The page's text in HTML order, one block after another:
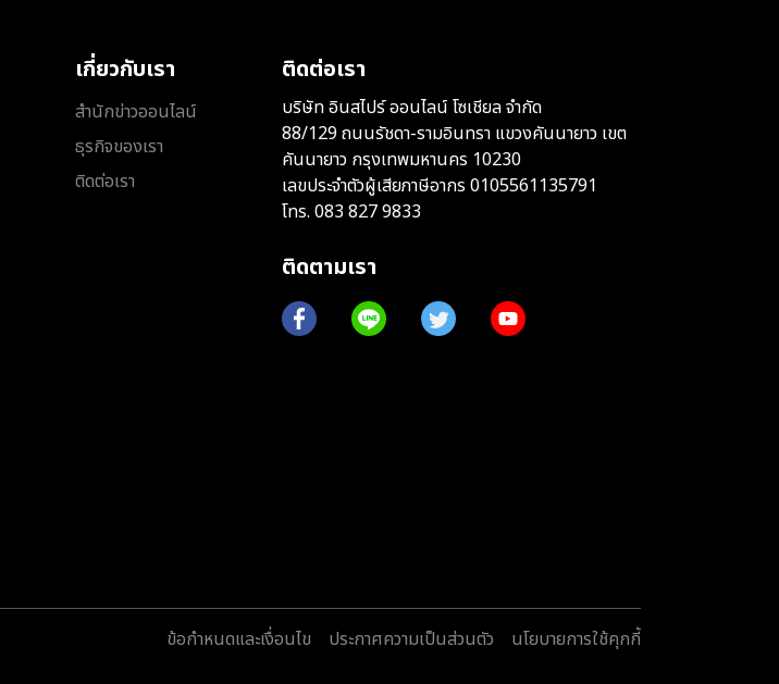
เกี่ยวกับเรา
สำนักข่าวออนไลน์
ธุรกิจของเรา
ติดต่อเรา
ติดต่อเรา
บริษัท อินสไปร์ ออนไลน์ โซเชียล จำกัด
88/129 ถนนรัชดา-รามอินทรา แขวงคันนายาว เขต
คันนายาว กรุงเทพมหานคร 10230
เลขประจำตัวผู้เสียภาษีอากร 0105561135791
โทร. 083 827 9833
ติดตามเรา
ข้อกำหนดและเงื่อนไข ประกาศความเป็นส่วนตัว นโยบายการใช้คุกกี้